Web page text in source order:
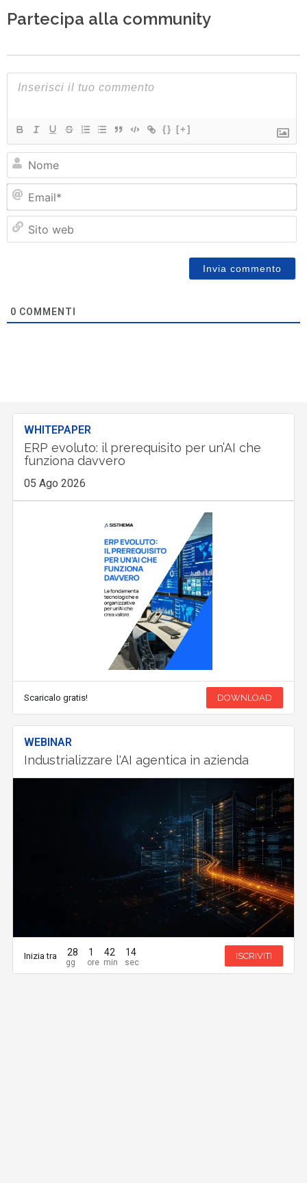
Partecipa alla community
{} [+]
0 COMMENTI
WHITEPAPER
ERP evoluto: il prerequisito per un’AI che
funziona davvero
05 Ago 2026
Scaricalo gratis! DOWNLOAD
WEBINAR
Industrializzare l'AI agentica in azienda
Inizia tra 28 1 42 14 ISCRIVITI